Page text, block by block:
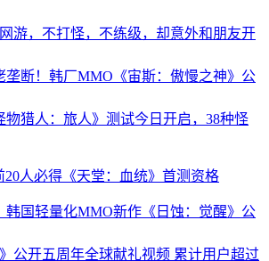
游，不打怪，不练级，却意外和朋友开
垄断！韩厂MMO《宙斯：傲慢之神》公
物猎人：旅人》测试今日开启，38种怪
20人必得《天堂：血统》首测资格
韩国轻量化MMO新作《日蚀：觉醒》公
》公开五周年全球献礼视频 累计用户超过